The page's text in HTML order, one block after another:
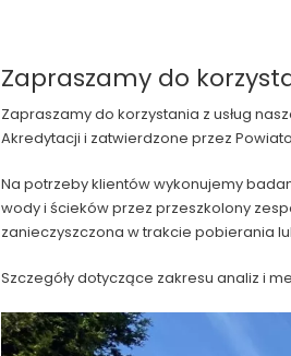
Zapraszamy do
Zapraszamy do korzystania z usług
Akredytacji i zatwierdzone przez
Na potrzeby klientów wykonujemy
wody i ścieków przez przeszkolony
zanieczyszczona w trakcie pobierania
Szczegóły dotyczące zakresu analiz i